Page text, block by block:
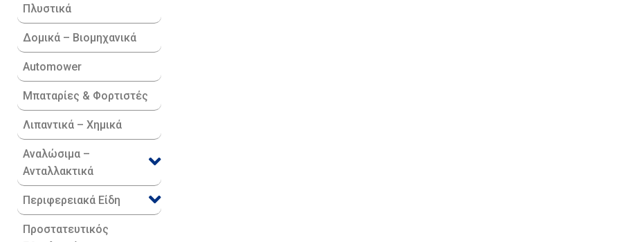
Πλυστικά
Δομικά – Βιομηχανικά
Automower
Μπαταρίες & Φορτιστές
Λιπαντικά – Χημικά
Αναλώσιμα –
Ανταλλακτικά
Περιφερειακά Είδη​
Προστατευτικός